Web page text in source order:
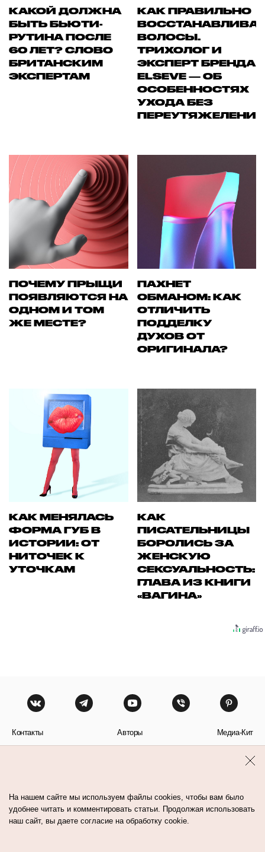
КАКОЙ ДОЛЖНА
БЫТЬ БЬЮТИ-
РУТИНА ПОСЛЕ
60 ЛЕТ? СЛОВО
БРИТАНСКИМ
ЭКСПЕРТАМ
КАК ПРАВИЛЬНО
ВОЛОСЫ.
ТРИХОЛОГ И
ЭКСПЕРТ БРЕНДА
ELSEVE — ОБ
ОСОБЕННОСТЯХ
УХОДА БЕЗ
ПЕРЕУТЯЖЕЛЕНИЯ
ПОЧЕМУ ПРЫЩИ
ПОЯВЛЯЮТСЯ НА
ОДНОМ И ТОМ
ЖЕ МЕСТЕ?
ПАХНЕТ
ОБМАНОМ: КАК
ОТЛИЧИТЬ
ПОДДЕЛКУ
ДУХОВ ОТ
ОРИГИНАЛА?
КАК МЕНЯЛАСЬ
ФОРМА ГУБ В
ИСТОРИИ: ОТ
НИТОЧЕК К
УТОЧКАМ
КАК
ПИСАТЕЛЬНИЦЫ
БОРОЛИСЬ ЗА
ЖЕНСКУЮ
СЕКСУАЛЬНОСТЬ:
ГЛАВА ИЗ КНИГИ
«ВАГИНА»
Контакты Авторы Медиа-Кит
На нашем сайте мы используем файлы cookies, чтобы вам было
удобнее читать и комментировать статьи. Продолжая использовать
наш сайт, вы даете согласие на обработку cookie.